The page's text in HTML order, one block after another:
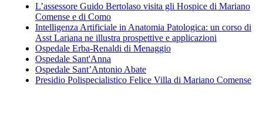
L’assessore Guido Bertolaso visita gli Hospice di Mariano
Comense e di Como
Intelligenza Artificiale in Anatomia Patologica: un corso di
Asst Lariana ne illustra prospettive e applicazioni
Ospedale Erba-Renaldi di Menaggio
Ospedale Sant'Anna
Ospedale Sant’Antonio Abate
Presidio Polispecialistico Felice Villa di Mariano Comense